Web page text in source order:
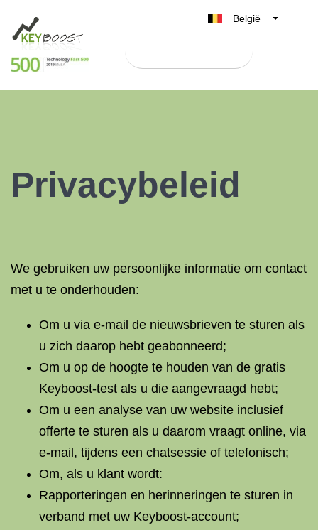
België
Nederland
Privacybeleid
We gebruiken uw persoonlijke informatie om contact
met u te onderhouden:
Om u via e-mail de nieuwsbrieven te sturen als
u zich daarop hebt geabonneerd;
Om u op de hoogte te houden van de gratis
Keyboost-test als u die aangevraagd hebt;
Om u een analyse van uw website inclusief
offerte te sturen als u daarom vraagt online, via
e-mail, tijdens een chatsessie of telefonisch;
Om, als u klant wordt:
Rapporteringen en herinneringen te sturen in
verband met uw Keyboost-account;